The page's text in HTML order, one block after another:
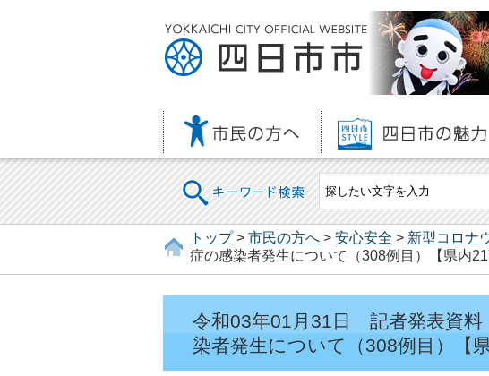
キーワード検索
トップ> 市民の方へ > 安心安全 > 新型コロナ
症の感染者発生について（308例目）【県内
令和03年01月31日 記者発表資
染者発生について（308例目）【